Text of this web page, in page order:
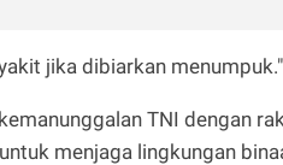
jika dibiarkan
TNI dengan
menjaga lingkungan